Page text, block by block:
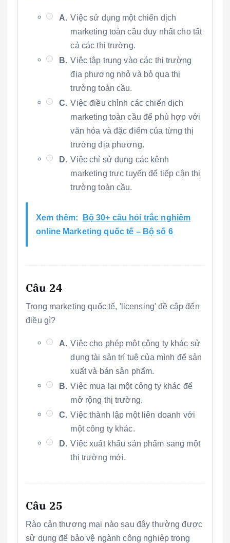
A. Việc sử dụng một chiến dịch
marketing toàn cầu duy nhất cho tất
cả các thị trường.
B. Việc tập trung vào các thị trường
địa phương nhỏ và bỏ qua thị
trường toàn cầu.
C. Việc điều chỉnh các chiến dịch
marketing toàn cầu để phù hợp với
văn hóa và đặc điểm của từng thị
trường địa phương.
D. Việc chỉ sử dụng các kênh
marketing trực tuyến để tiếp cận thị
trường toàn cầu.
Xem thêm:
Bộ 30+ câu hỏi trắc nghiệm
online Marketing quốc tế – Bộ số 6
Câu 24
Trong marketing quốc tế, 'licensing' đề cập đến
điều gì?
A. Việc cho phép một công ty khác sử
dụng tài sản trí tuệ của mình để sản
xuất và bán sản phẩm.
B. Việc mua lại một công ty khác để
mở rộng thị trường.
C. Việc thành lập một liên doanh với
một công ty khác.
D. Việc xuất khẩu sản phẩm sang một
thị trường mới.
Câu 25
Rào cản thương mại nào sau đây thường được
sử dụng để bảo vệ ngành công nghiệp trong